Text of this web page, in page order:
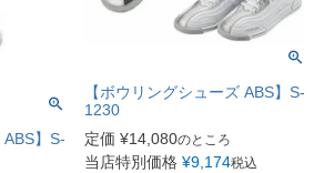
ABS】S-
【ボウリングシューズ ABS】S-
1230
定価 ¥14,080のところ
当店特別価格 ¥9,174税込